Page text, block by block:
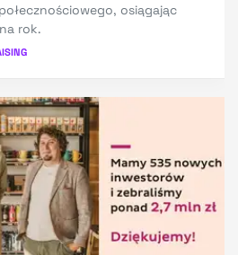
osiągając
rok.